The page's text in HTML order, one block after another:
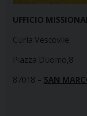
UFFICIO
Curia Vescovile
Piazza Duomo,8
87018 – SAN